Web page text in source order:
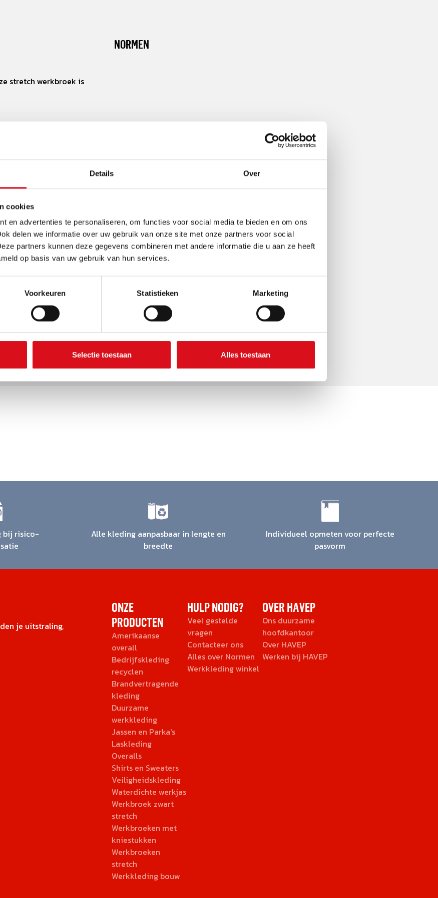
Details Over
cookies
en advertenties te personaliseren, om functies voor social media te bieden en om ons
delen we informatie over uw gebruik van onze site met onze partners voor social
partners kunnen deze gegevens combineren met andere informatie die u aan ze heeft
op basis van uw gebruik van hun services.
Voorkeuren Statistieken Marketing
Selectie toestaan Alles toestaan
stretch werkbroek is
zak boven klep
plekken voor een
NORMEN
bij risico-
Alle kleding aanpasbaar in lengte en
breedte
Individueel opmeten voor perfecte
pasvorm
je uitstraling,
ONZE
PRODUCTEN
Amerikaanse
overall
Bedrijfskleding
recyclen
Brandvertragende
kleding
Duurzame
werkkleding
Jassen en Parka's
Laskleding
Overalls
Shirts en Sweaters
Veiligheidskleding
Waterdichte werkjas
Werkbroek zwart
stretch
Werkbroeken met
kniestukken
Werkbroeken
stretch
Werkkleding bouw
HULP NODIG?
Veel gestelde
vragen
Contacteer ons
Alles over Normen
Werkkleding winkel
OVER HAVEP
Ons duurzame
hoofdkantoor
Over HAVEP
Werken bij HAVEP